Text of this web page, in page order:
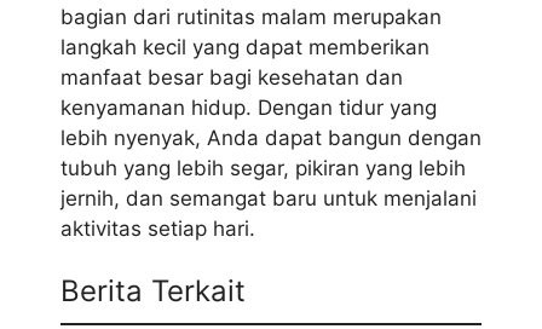
bagian dari rutinitas malam merupakan
langkah kecil yang dapat memberikan
manfaat besar bagi kesehatan dan
kenyamanan hidup. Dengan tidur yang
lebih nyenyak, Anda dapat bangun dengan
tubuh yang lebih segar, pikiran yang lebih
jernih, dan semangat baru untuk menjalani
aktivitas setiap hari.
Berita Terkait